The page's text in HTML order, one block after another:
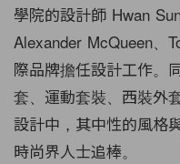
學院的設計師 Hwan
Alexander McQueen、
際品牌擔任設計工作。
套、運動套裝、西裝外
設計中，其中性的風格
時尚界人士追棒。